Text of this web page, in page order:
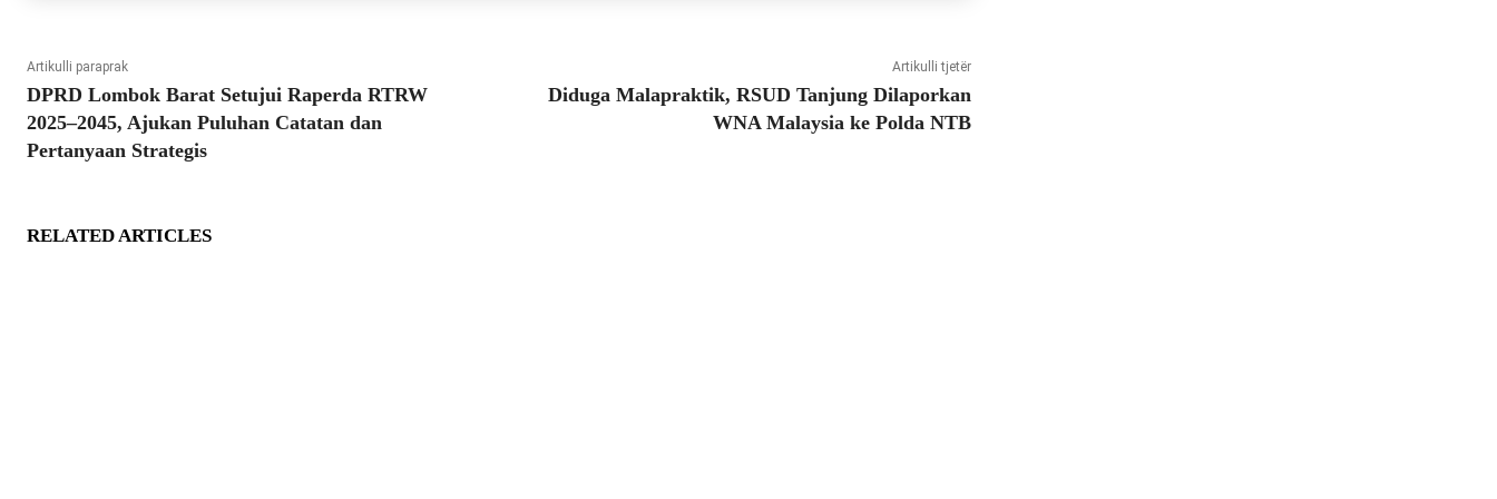
Artikulli paraprak
DPRD Lombok Barat Setujui Raperda RTRW
2025–2045, Ajukan Puluhan Catatan dan
Pertanyaan Strategis
Artikulli tjetër
Diduga Malapraktik, RSUD Tanjung Dilaporkan
WNA Malaysia ke Polda NTB
RELATED ARTICLES